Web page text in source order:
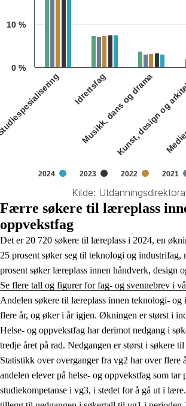
Kilde:
Idrettsfag
Musikk, dans og drama
Kunst, design
0 %
10 %
2021
2022
2023
2024
End of interactive chart.
Færre søkere til læreplass
oppvekstfag
Det er 20 720 søkere til læreplass i 2024, en
25 prosent søker seg til teknologi og industrifag,
prosent søker læreplass innen håndverk, design
Se flere tall og figurer for fag- og svennebrev i
Andelen søkere til læreplass innen teknologi- og
flere år, og øker i år igjen. Økningen er størst i
Helse- og oppvekstfag har derimot nedgang i
tredje året på rad. Nedgangen er størst i søkere
Statistikk over overganger fra vg2 har over flere
andelen elever på helse- og oppvekstfag som
studiekompetanse i vg3, i stedet for å gå ut i